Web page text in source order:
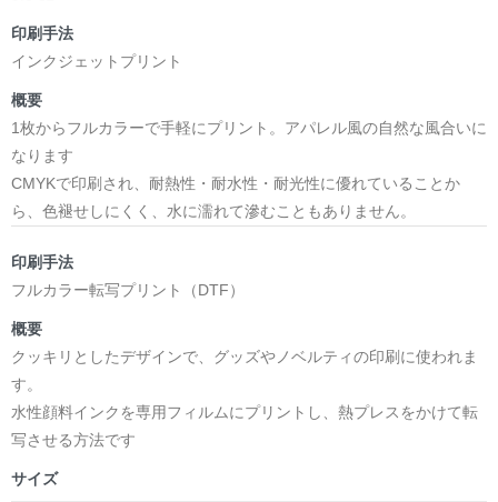
印刷手法
インクジェットプリント
概要
1枚からフルカラーで手軽にプリント。アパレル風の自然な風合いに
なります
CMYKで印刷され、耐熱性・耐水性・耐光性に優れていることか
ら、色褪せしにくく、水に濡れて滲むこともありません。
印刷手法
フルカラー転写プリント（DTF）
概要
クッキリとしたデザインで、グッズやノベルティの印刷に使われま
す。
水性顔料インクを専用フィルムにプリントし、熱プレスをかけて転
写させる方法です
サイズ